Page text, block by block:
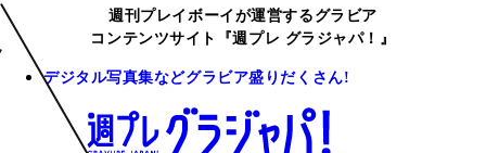
週刊プレイボーイが運営するグラビア
コンテンツサイト『週プレ グラジャパ！』
デジタル写真集などグラビア盛りだくさん!